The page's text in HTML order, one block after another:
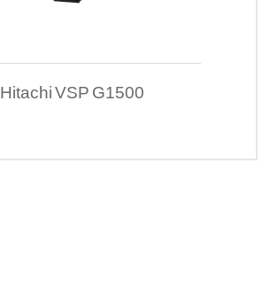
Hitachi VSP G1500